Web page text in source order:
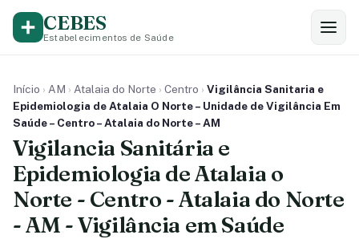
CEBES
Estabelecimentos de Saúde
Início › AM › Atalaia do Norte › Centro › Vigilância Sanitaria e
Epidemiologia de Atalaia O Norte – Unidade de Vigilância Em
Saúde – Centro – Atalaia do Norte – AM
Vigilancia Sanitária e
Epidemiologia de Atalaia o
Norte - Centro - Atalaia do Norte
- AM - Vigilância em Saúde